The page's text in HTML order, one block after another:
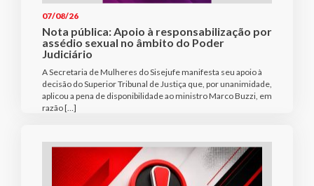
07/08/26
Nota pública: Apoio à responsabilização por
assédio sexual no âmbito do Poder
Judiciário
A Secretaria de Mulheres do Sisejufe manifesta seu apoio à
decisão do Superior Tribunal de Justiça que, por unanimidade,
aplicou a pena de disponibilidade ao ministro Marco Buzzi, em
razão […]